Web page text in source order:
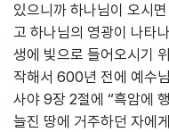
있으니까 하나님이 오시
고 하나님의 영광이 나타
생에 빛으로 들어오시기
작해서 600년 전에 예수
사야 9장 2절에 “흑암에
늘진 땅에 거주하던 자에